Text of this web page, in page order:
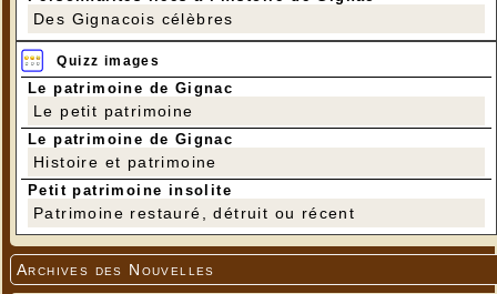
Des Gignacois célèbres
Quizz images
Le patrimoine de Gignac
Le petit patrimoine
Le patrimoine de Gignac
Histoire et patrimoine
Petit patrimoine insolite
Patrimoine restauré, détruit ou récent
Archives des Nouvelles